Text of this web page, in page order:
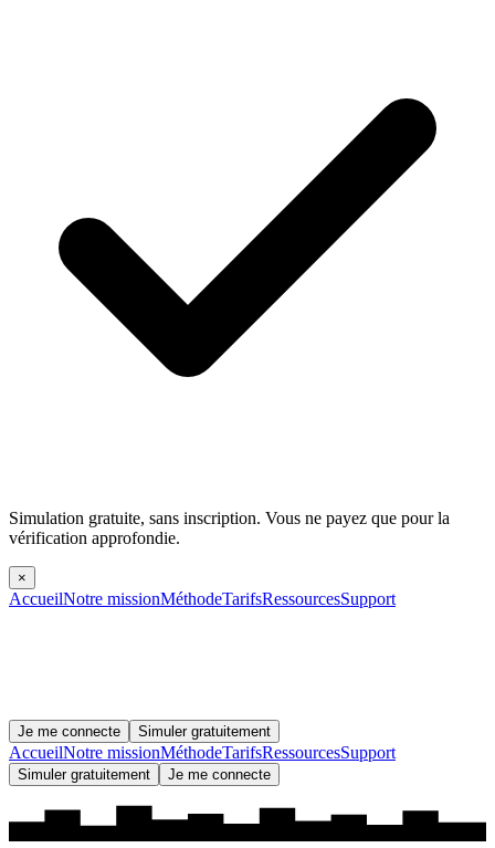
Simulation gratuite, sans inscription. Vous ne payez que pour la
vérification approfondie.
×
AccueilNotre missionMéthodeTarifsRessourcesSupport
Je me connecte Simuler gratuitement
AccueilNotre missionMéthodeTarifsRessourcesSupport
Simuler gratuitement Je me connecte